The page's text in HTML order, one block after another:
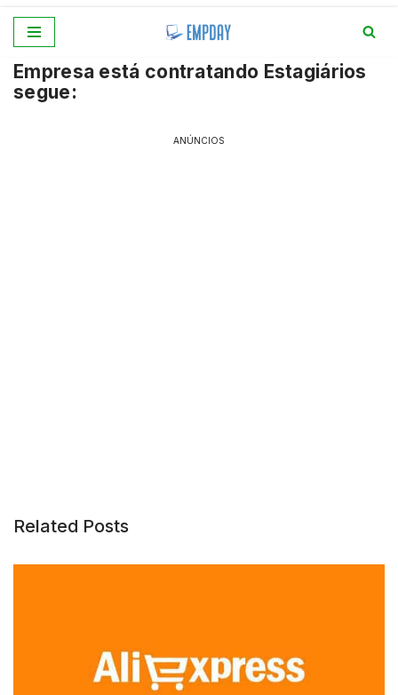
para
o
Empresa está contratando Estagiários
segue:
ANÚNCIOS
Related Posts